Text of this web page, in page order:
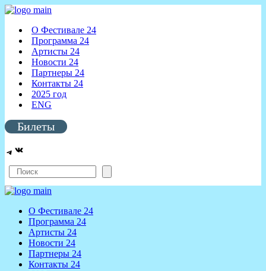
О Фестивале 24
Программа 24
Артисты 24
Новости 24
Партнеры 24
Контакты 24
2025 год
ENG
Билеты
Telegram
ВКонтакте
Поиск
О Фестивале 24
Программа 24
Артисты 24
Новости 24
Партнеры 24
Контакты 24